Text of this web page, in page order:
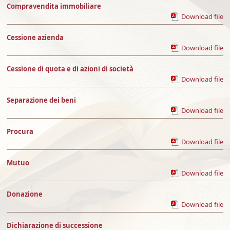
Compravendita immobiliare
Download file
Cessione azienda
Download file
Cessione di quota e di azioni di società
Download file
Separazione dei beni
Download file
Procura
Download file
Mutuo
Download file
Donazione
Download file
Dichiarazione di successione